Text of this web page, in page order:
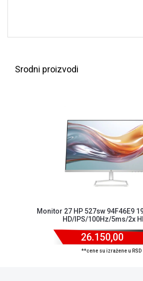
IGRAČKE
Srodni proizvodi
Monitor 27 HP 527sw 94F46E9
HD/IPS/100Hz/5ms/2x
26.150,00
**cene su izražene u RSD